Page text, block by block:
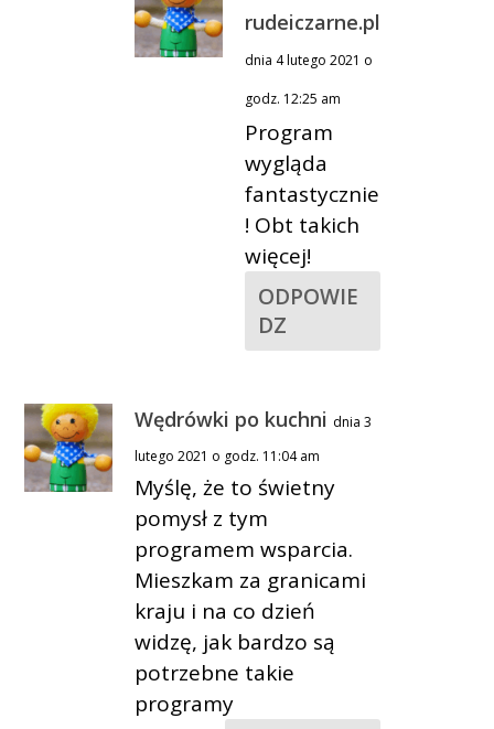
rudeiczarne.pl
dnia 4 lutego 2021 o
godz. 12:25 am
Program
wygląda
fantastycznie
! Obt takich
więcej!
ODPOWIE
DZ
Wędrówki po kuchni dnia 3
lutego 2021 o godz. 11:04 am
Myślę, że to świetny
pomysł z tym
programem wsparcia.
Mieszkam za granicami
kraju i na co dzień
widzę, jak bardzo są
potrzebne takie
programy